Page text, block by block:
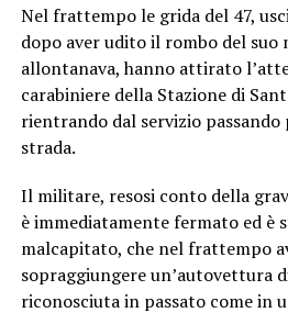
Nel frattempo le grida del 47,
dopo aver udito il rombo del suo
allontanava, hanno attirato
carabiniere della Stazione di
rientrando dal servizio
strada.
Il militare, resosi conto della
è immediatamente fermato ed è
malcapitato, che nel frattempo
sopraggiungere un’autovettura
riconosciuta in passato come in